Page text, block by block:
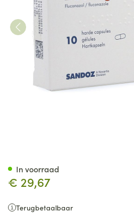
€ 29,67
Terugbetaalbaar
In voorraad